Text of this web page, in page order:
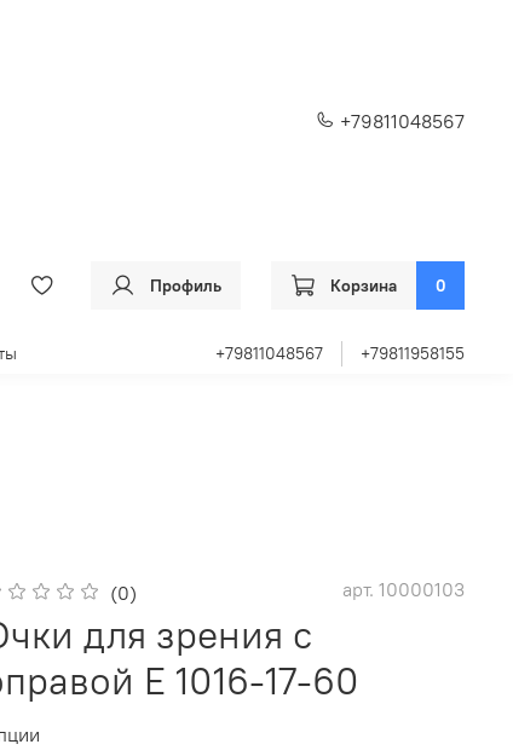
+79811048567
Профиль Корзина 0
+79811048567 +79811958155
(0) арт. 10000103
для зрения с
E 1016-17-60